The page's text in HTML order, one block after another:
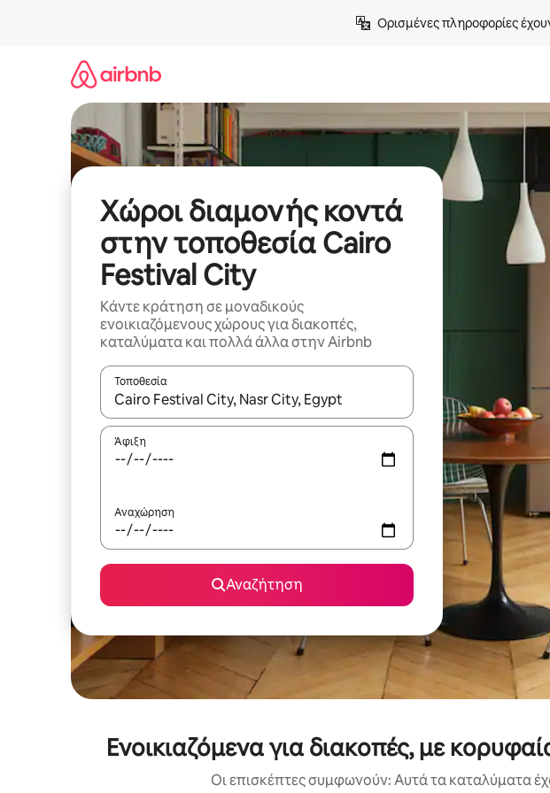
Ορισμένες πληροφορίες
Χώροι διαμονής κοντά
στην τοποθεσία Cairo
Festival City
Κάντε κράτηση σε μοναδικούς
ενοικιαζόμενους χώρους για διακοπές,
καταλύματα και πολλά άλλα στην Airbnb
Τοποθεσία
Όταν τα αποτελέσματα είναι διαθέσιμα, μπορείτε να πλοηγηθείτε στη
Άφιξη
Αναχώρηση
Αναζήτηση
Ενοικιαζόμενα για διακοπές, με
Οι επισκέπτες συμφωνούν: Αυτά τα καταλύματα